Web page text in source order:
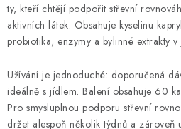
ty, kteří chtějí podpořit střevní
aktivních látek. Obsahuje kyselinu
probiotika, enzymy a bylinné extrakty
Užívání je jednoduché: doporučená
ideálně s jídlem. Balení obsahuje 60
Pro smysluplnou podporu střevní
držet alespoň několik týdnů a zároveň